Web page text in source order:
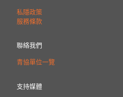
私隱政策
服務條款
聯絡我們
青協單位一覽
支持媒體